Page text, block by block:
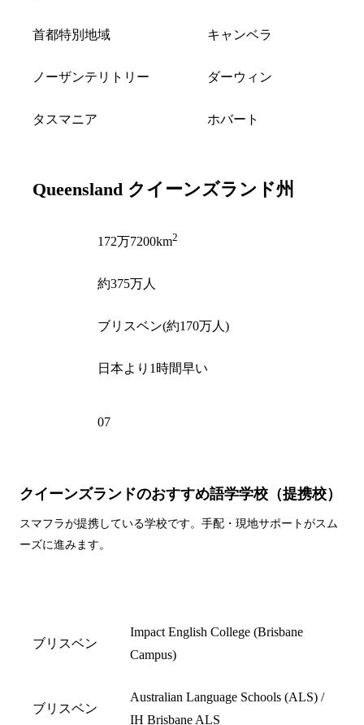
首都特別地域 キャンベラ
ノーザンテリトリー ダーウィン
タスマニア ホバート
Queensland クイーンズランド州
172万7200km2
約375万人
ブリスベン(約170万人)
日本より1時間早い
07
クイーンズランドのおすすめ語学学校（提携校）
スマフラが提携している学校です。手配・現地サポートがスム
ーズに進みます。
ブリスベン
Impact English College (Brisbane
Campus)
ブリスベン
Australian Language Schools (ALS) /
IH Brisbane ALS